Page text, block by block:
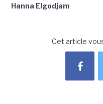
Hanna Elgodjam
Cet article